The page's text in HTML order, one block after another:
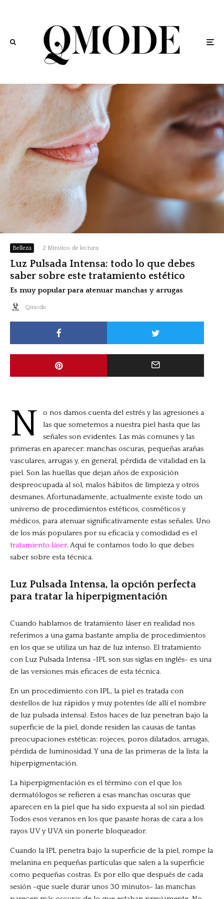
Belleza · 2 Minutos de lectura
Luz Pulsada Intensa: todo lo que debes
saber sobre este tratamiento estético
Es muy popular para atenuar manchas y arrugas
Qmode
N
o nos damos cuenta del estrés y las agresiones a
las que sometemos a nuestra piel hasta que las
señales son evidentes. Las más comunes y las
primeras en aparecer: manchas oscuras, pequeñas arañas
vasculares, arrugas y, en general, pérdida de vitalidad en la
piel. Son las huellas que dejan años de exposición
despreocupada al sol, malos hábitos de limpieza y otros
desmanes. Afortunadamente, actualmente existe todo un
universo de procedimientos estéticos, cosméticos y
médicos, para atenuar significativamente estas señales. Uno
de los más populares por su eficacia y comodidad es el
tratamiento láser. Aquí te contamos todo lo que debes
saber sobre esta técnica.
Luz Pulsada Intensa, la opción perfecta
para tratar la hiperpigmentación
Cuando hablamos de tratamiento láser en realidad nos
referimos a una gama bastante amplia de procedimientos
en los que se utiliza un haz de luz intenso. El tratamiento
con Luz Pulsada Intensa -IPL son sus siglas en inglés- es una
de las versiones más eficaces de esta técnica.
En un procedimiento con IPL, la piel es tratada con
destellos de luz rápidos y muy potentes (de allí el nombre
de luz pulsada intensa). Estos haces de luz penetran bajo la
superficie de la piel, donde residen las causas de tantas
preocupaciones estéticas: rojeces, poros dilatados, arrugas,
pérdida de luminosidad. Y una de las primeras de la lista: la
hiperpigmentación.
La hiperpigmentación es el término con el que los
dermatólogos se refieren a esas manchas oscuras que
aparecen en la piel que ha sido expuesta al sol sin piedad.
Todos esos veranos en los que pasaste horas de cara a los
rayos UV y UVA sin ponerte bloqueador.
Cuando la IPL penetra bajo la superficie de la piel, rompe la
melanina en pequeñas partículas que salen a la superficie
como pequeñas costras. Es por ello que después de cada
sesión -que suele durar unos 30 minutos- las manchas